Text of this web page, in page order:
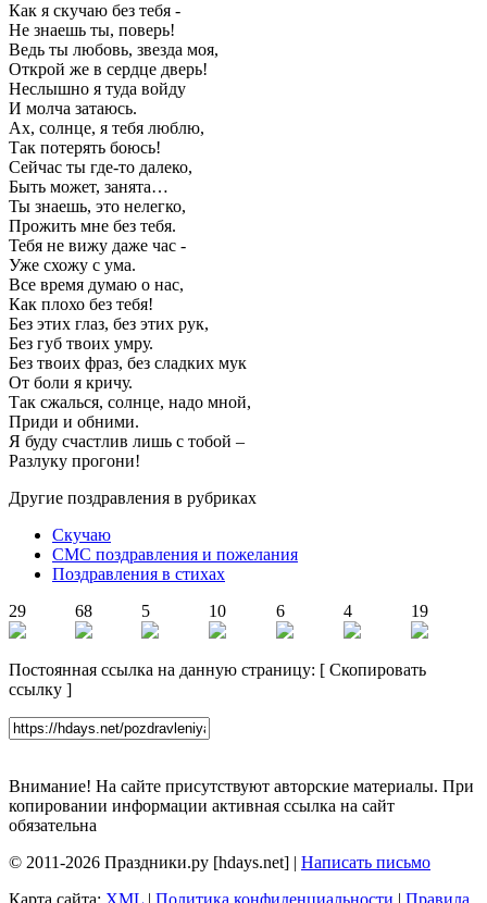
Как я скучаю без тебя -
Не знаешь ты, поверь!
Ведь ты любовь, звезда моя,
Открой же в сердце дверь!
Неслышно я туда войду
И молча затаюсь.
Ах, солнце, я тебя люблю,
Так потерять боюсь!
Сейчас ты где-то далеко,
Быть может, занята…
Ты знаешь, это нелегко,
Прожить мне без тебя.
Тебя не вижу даже час -
Уже схожу с ума.
Все время думаю о нас,
Как плохо без тебя!
Без этих глаз, без этих рук,
Без губ твоих умру.
Без твоих фраз, без сладких мук
От боли я кричу.
Так сжалься, солнце, надо мной,
Приди и обними.
Я буду счастлив лишь с тобой –
Разлуку прогони!
Другие поздравления в рубриках
Скучаю
СМС поздравления и пожелания
Поздравления в стихах
29
68 5 10 6 4 19
Постоянная ссылка на данную страницу: [ Скопировать
ссылку ]
Внимание! На сайте присутствуют авторские материалы. При
копировании информации активная ссылка на сайт
обязательна
© 2011-2026 Праздники.ру [hdays.net] | Написать письмо
Карта сайта: XML | Политика конфиденциальности | Правила